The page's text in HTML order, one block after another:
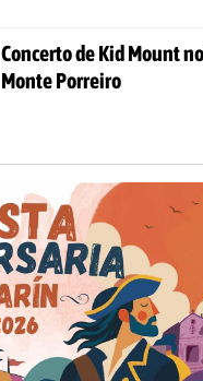
Concerto de Kid Mount
Monte Porreiro